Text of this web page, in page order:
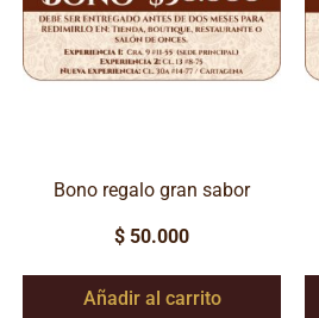
Bono regalo gran sabor
$ 50.000
Añadir al carrito